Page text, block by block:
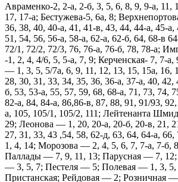
Авраменко-2, 2-а, 2-б, 3, 5, 6, 8, 9, 9-а, 11,
17, 17-а; Бестужева-5, 6а, 8;
36, 38, 40, 40-а, 41, 41-в, 43, 44, 44-а, 45-а,
51, 54, 56, 56-а, 58-а, 62-а, 62-б, 64, 68-в
72/1, 72/2, 72/3, 76, 76-а, 76-б, 78, 78-а;
-1, 2, 4, 4/6, 5, 5-а, 7, 9; Керченская- 7, 7-
— 1, 3, 5, 5/7а, 6, 9, 11, 12, 13, 15, 15а, 16,
28, 30, 31, 33, 34, 35, 36, 36-а, 37-а, 40, 42,
б, 53, 53-а, 55, 57, 59, 68, 68-а, 71, 73, 74,
82-а, 84, 84-а, 86,86-в, 87, 88, 91, 91/93,
а, 105, 105/1, 105/2, 111; Лейтенанта
29; Леонова — 1, 20, 20-а, 20-б, 20-в, 21,
27, 31, 33, 43 ,54, 58, 62-д, 63, 64, 64-а,
1, 4, 14; Морозова — 2, 4, 5, 6, 7, 7-а, 7-б,
Паллады — 7, 9, 11, 13; Парусная — 7, 12;
— 3, 5, 7; Пестеля — 5; Полевая — 1, 3, 5,
Пристанская; Рейдовая — 2; Розничная